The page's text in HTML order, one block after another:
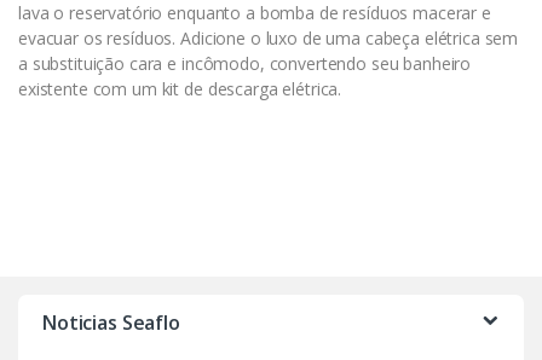
lava o reservatório enquanto a bomba de resíduos macerar e
evacuar os resíduos. Adicione o luxo de uma cabeça elétrica sem
a substituição cara e incômodo, convertendo seu banheiro
existente com um kit de descarga elétrica.
Noticias Seaflo